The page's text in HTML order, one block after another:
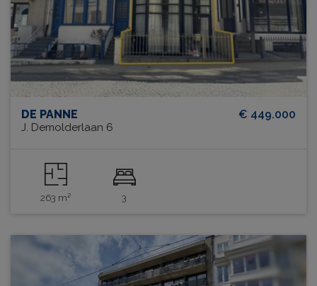
€ 449.000
DE PANNE
J. Demolderlaan 6
263 m² 3